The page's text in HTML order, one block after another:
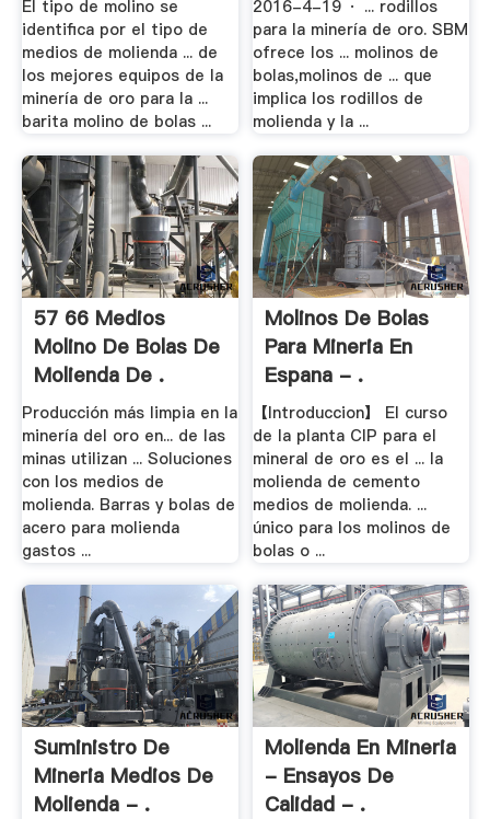
El tipo de molino se
identifica por el tipo de
medios de molienda ... de
los mejores equipos de la
minería de oro para la ...
barita molino de bolas ...
2016-4-19 · ... rodillos
para la minería de oro. SBM
ofrece los ... molinos de
bolas,molinos de ... que
implica los rodillos de
molienda y la ...
57 66 Medios
Molino De Bolas De
Molienda De .
Producción más limpia en la
minería del oro en... de las
minas utilizan ... Soluciones
con los medios de
molienda. Barras y bolas de
acero para molienda
gastos ...
Molinos De Bolas
Para Mineria En
Espana - .
【Introduccion】 El curso
de la planta CIP para el
mineral de oro es el ... la
molienda de cemento
medios de molienda. ...
único para los molinos de
bolas o ...
Suministro De
Mineria Medios De
Molienda - .
Molienda En Mineria
- Ensayos De
Calidad - .